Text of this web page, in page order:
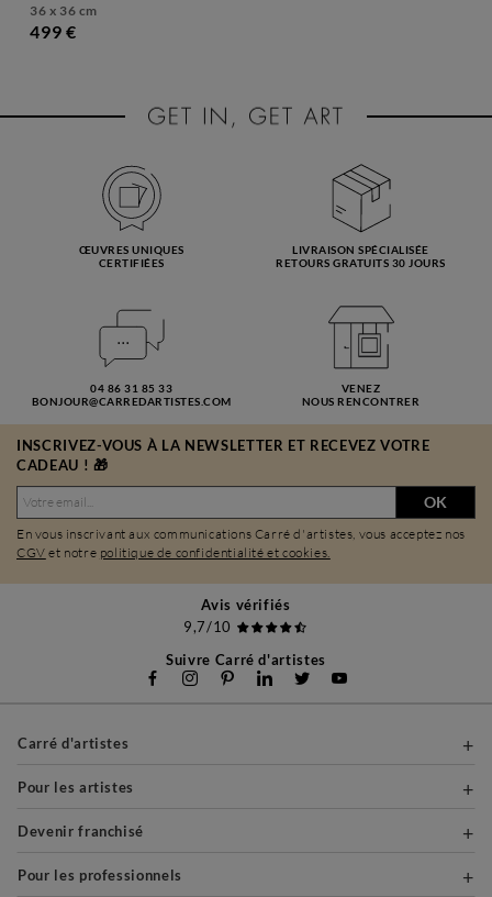
36 x 36 cm
499 €
ŒUVRES UNIQUES
CERTIFIÉES
LIVRAISON SPÉCIALISÉE
RETOURS GRATUITS 30 JOURS
04 86 31 85 33
BONJOUR@CARREDARTISTES.COM
VENEZ
NOUS RENCONTRER
INSCRIVEZ-VOUS À LA NEWSLETTER ET RECEVEZ VOTRE
CADEAU ! 🎁
OK
En vous inscrivant aux communications Carré d'artistes, vous acceptez nos
CGV et notre politique de confidentialité et cookies.
Avis vérifiés
9,7/10
Suivre Carré d'artistes
Carré d'artistes
Pour les artistes
Devenir franchisé
Pour les professionnels